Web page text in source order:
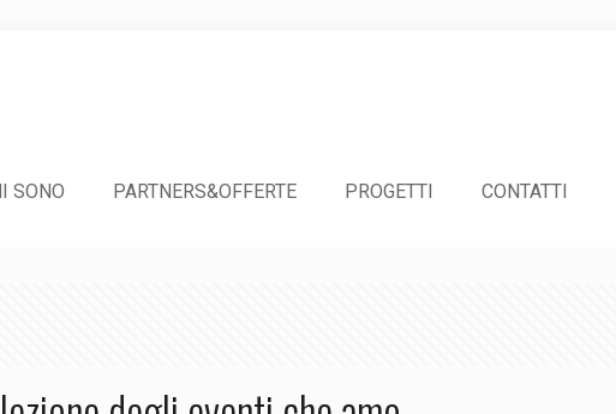
SONO PARTNERS&OFFERTE PROGETTI CONTATTI